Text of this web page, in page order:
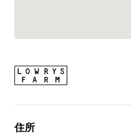
住所